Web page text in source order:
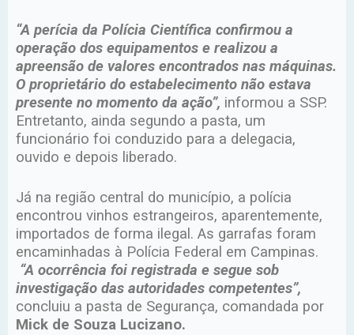
“A perícia da Polícia Científica confirmou a
operação dos equipamentos e realizou a
apreensão de valores encontrados nas máquinas.
O proprietário do estabelecimento não estava
presente no momento da ação”, informou a SSP.
Entretanto, ainda segundo a pasta, um
funcionário foi conduzido para a delegacia,
ouvido e depois liberado.
Já na região central do município, a polícia
encontrou vinhos estrangeiros, aparentemente,
importados de forma ilegal. As garrafas foram
encaminhadas à Polícia Federal em Campinas.
“A ocorrência foi registrada e segue sob
investigação das autoridades competentes”,
concluiu a pasta de Segurança, comandada por
Mick de Souza Lucizano.